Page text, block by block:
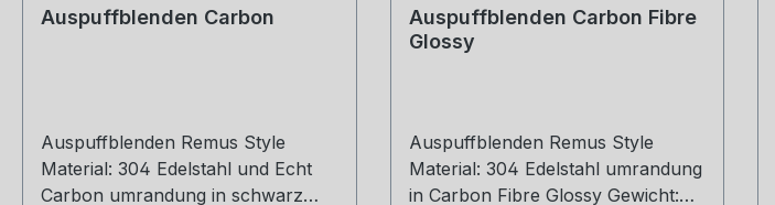
Auspuffblenden Carbon
Auspuffblenden Remus Style
Material: 304 Edelstahl und Echt
Carbon umrandung in schwarz
Auspuffblenden Carbon Fibre
Glossy
Auspuffblenden Remus Style
Material: 304 Edelstahl umrandung
in Carbon Fibre Glossy Gewicht: